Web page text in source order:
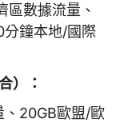
區數據流量、
鐘本地/國際
）：
、20GB歐盟/歐